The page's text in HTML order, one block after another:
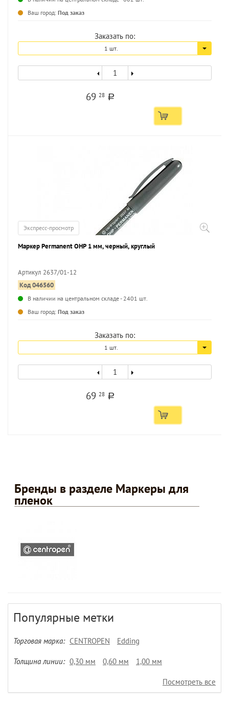
Ваш город: Под заказ
Заказать по:
1 шт.
6928 a
Экспресс-просмотр
Маркер Permanent OHP 1 мм, черный, круглый
Артикул 2637/01-12
Код 046560
В наличии на центральном складе - 2401 шт.
Ваш город: Под заказ
Заказать по:
1 шт.
6928 a
Бренды в разделе Маркеры для
пленок
Популярные метки
Торговая марка: CENTROPEN Edding
Толщина линии: 0,30 мм 0,60 мм 1,00 мм
Посмотреть все